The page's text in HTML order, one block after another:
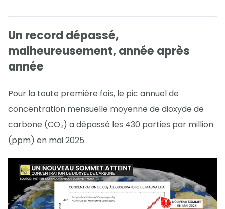
Un record dépassé,
malheureusement, année après
année
Pour la toute première fois, le pic annuel de
concentration mensuelle moyenne de dioxyde de
carbone (CO₂) a dépassé les 430 parties par million
(ppm) en mai 2025.